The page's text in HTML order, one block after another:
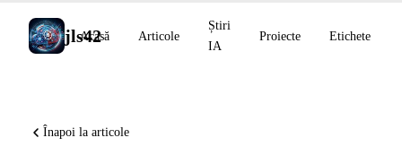
jls42
Acasă Articole
Știri
IA
Proiecte Etichete
Înapoi la articole